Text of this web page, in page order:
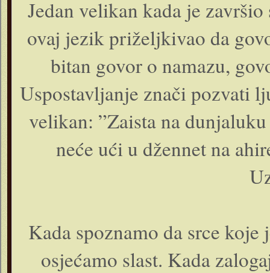
Jedan velikan kada je
ovaj jezik priželjkivao da
bitan govor o namazu,
Uspostavljanje znači pozvati
velikan: ”Zaista na
neće ući u džennet na
Kada spoznamo da srce
osjećamo slast. Kada